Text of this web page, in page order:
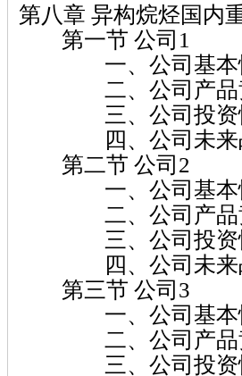
第八章 异构烷烃国内
第一节 公司1
一、公司基本
二、公司产品竞
三、公司投资
四、公司未来
第二节 公司2
一、公司基本
二、公司产品竞
三、公司投资
四、公司未来
第三节 公司3
一、公司基本
二、公司产品竞
三、公司投资